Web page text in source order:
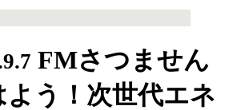
FMさつません
う！次世代エネ